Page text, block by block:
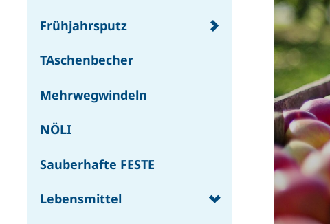
Frühjahrsputz
TAschenbecher
Mehrwegwindeln
NÖLI
Sauberhafte FESTE
Lebensmittel